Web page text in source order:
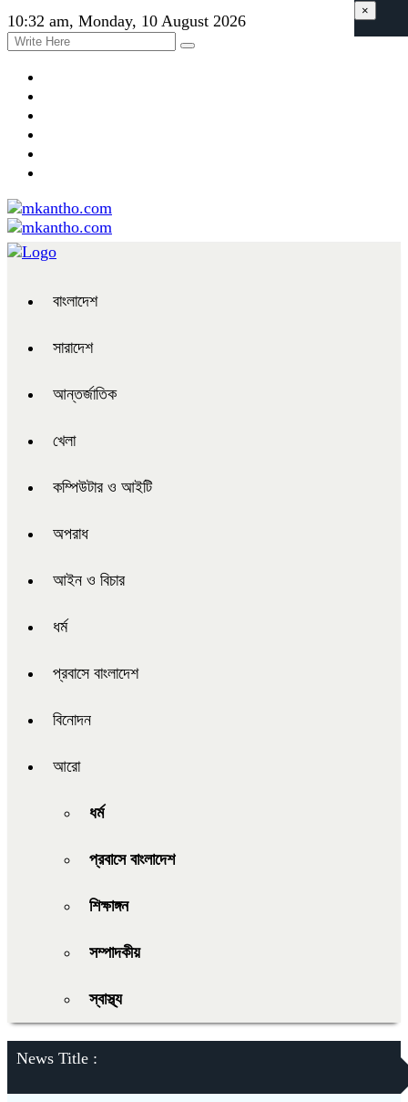
10:32 am, Monday, 10 August 2026
বাংলাদেশ
সারাদেশ
আন্তর্জাতিক
খেলা
কম্পিউটার ও আইটি
অপরাধ
আইন ও বিচার
ধর্ম
প্রবাসে বাংলাদেশ
বিনোদন
আরো
ধর্ম
প্রবাসে বাংলাদেশ
শিক্ষাঙ্গন
সম্পাদকীয়
স্বাস্থ্য
News Title :
×